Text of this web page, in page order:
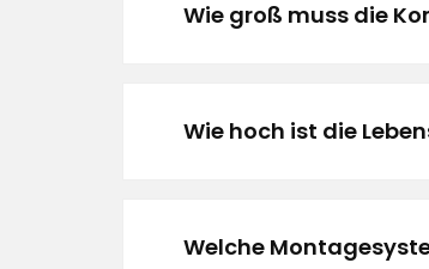
Wie groß muss die
Wie hoch ist die
Welche